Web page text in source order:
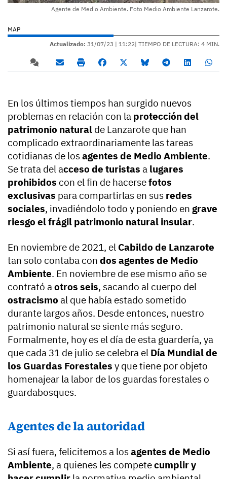
Agente de Medio Ambiente. Foto Medio Ambiente Lanzarote.
MAP
Actualizado: 31/07/23 | 11:22| TIEMPO DE LECTURA: 4 MIN.
En los últimos tiempos han surgido nuevos
problemas en relación con la protección del
patrimonio natural de Lanzarote que han
complicado extraordinariamente las tareas
cotidianas de losagentes de Medio Ambiente.
Se trata del acceso de turistas a lugares
prohibidos con el fin de hacersefotos
exclusivas para compartirlas en sus redes
sociales, invadiéndolo todo y poniendo en grave
riesgo el frágil patrimonio natural insular.
En noviembre de 2021, el Cabildo de Lanzarote
tan solo contaba con dos agentes de Medio
Ambiente. En noviembre de ese mismo año se
contrató a otros seis, sacando al cuerpo del
ostracismo al que había estado sometido
durante largos años. Desde entonces, nuestro
patrimonio natural se siente más seguro.
Formalmente, hoy es el día de esta guardería, ya
que cada 31 de julio se celebra el Día Mundial de
los Guardas Forestales y que tiene por objeto
homenajear la labor de los guardas forestales o
guardabosques.
Agentes de la autoridad
Si así fuera, felicitemos a losagentes de Medio
Ambiente, a quienes les competecumplir y